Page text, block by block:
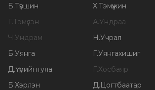
Б.Түвшин Х.Тэмүүжин
Г.Тэмүүлэн А.Ундраа
Ч.Ундрам Н.Учрал
Б.Уянга Г.Уянгахишиг
Д.Үүрийнтуяа Г.Хосбаяр
Б.Хэрлэн Д.Цогтбаатар